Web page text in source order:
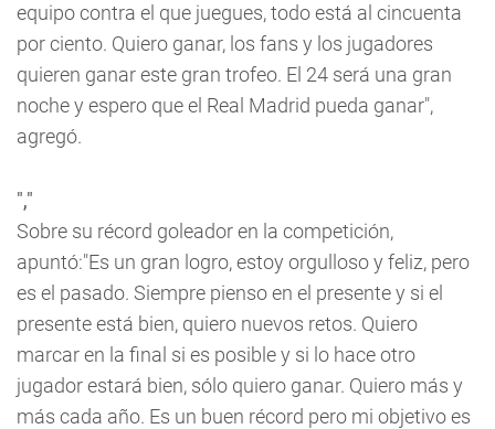
equipo contra el que juegues, todo está al cincuenta
por ciento. Quiero ganar, los fans y los jugadores
quieren ganar este gran trofeo. El 24 será una gran
noche y espero que el Real Madrid pueda ganar",
agregó.
","
Sobre su récord goleador en la competición,
apuntó:"Es un gran logro, estoy orgulloso y feliz, pero
es el pasado. Siempre pienso en el presente y si el
presente está bien, quiero nuevos retos. Quiero
marcar en la final si es posible y si lo hace otro
jugador estará bien, sólo quiero ganar. Quiero más y
más cada año. Es un buen récord pero mi objetivo es